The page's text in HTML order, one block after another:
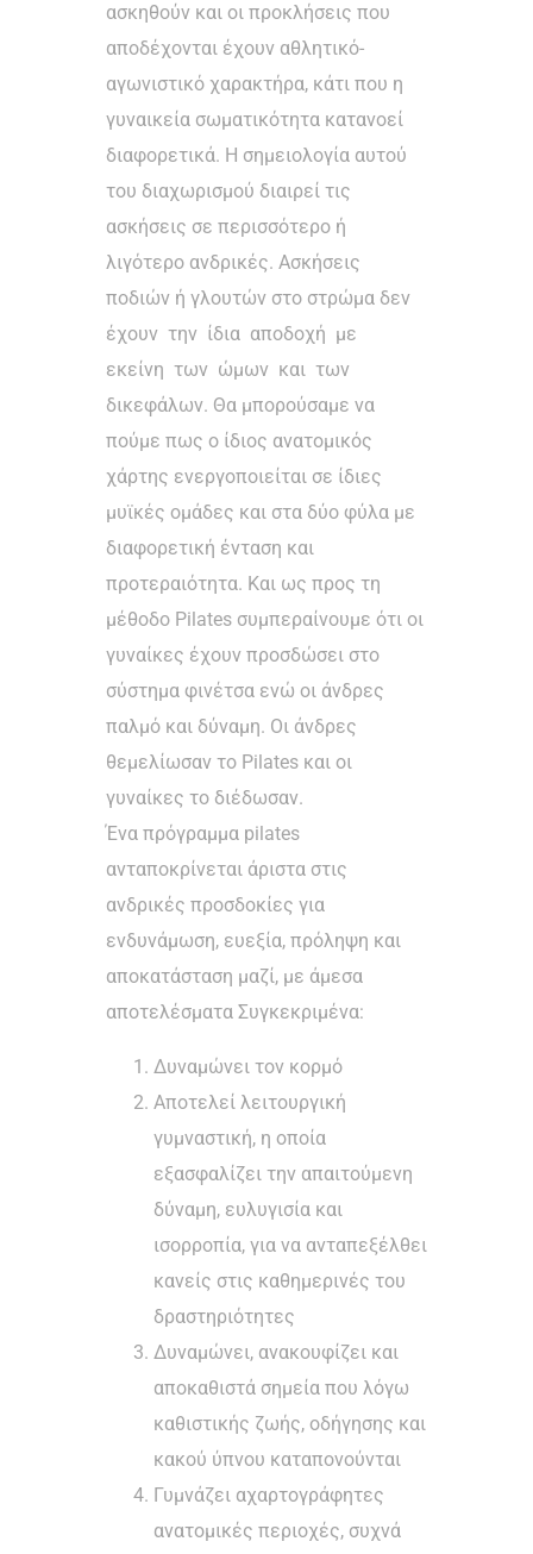
ασκηθούν και οι προκλήσεις που
αποδέχονται έχουν αθλητικό-
αγωνιστικό χαρακτήρα, κάτι που η
γυναικεία σωματικότητα κατανοεί
διαφορετικά. Η σημειολογία αυτού
του διαχωρισμού διαιρεί τις
ασκήσεις σε περισσότερο ή
λιγότερο ανδρικές. Ασκήσεις
ποδιών ή γλουτών στο στρώμα δεν
έχουν την ίδια αποδοχή με
εκείνη των ώμων και των
δικεφάλων. Θα μπορούσαμε να
πούμε πως ο ίδιος ανατομικός
χάρτης ενεργοποιείται σε ίδιες
μυϊκές ομάδες και στα δύο φύλα με
διαφορετική ένταση και
προτεραιότητα. Και ως προς τη
μέθοδο Pilates συμπεραίνουμε ότι οι
γυναίκες έχουν προσδώσει στο
σύστημα φινέτσα ενώ οι άνδρες
παλμό και δύναμη. Οι άνδρες
θεμελίωσαν το Pilates και οι
γυναίκες το διέδωσαν.
Ένα πρόγραμμα pilates
ανταποκρίνεται άριστα στις
ανδρικές προσδοκίες για
ενδυνάμωση, ευεξία, πρόληψη και
αποκατάσταση μαζί, με άμεσα
αποτελέσματα Συγκεκριμένα:
Δυναμώνει τον κορμό
Αποτελεί λειτουργική
γυμναστική, η οποία
εξασφαλίζει την απαιτούμενη
δύναμη, ευλυγισία και
ισορροπία, για να ανταπεξέλθει
κανείς στις καθημερινές του
δραστηριότητες
Δυναμώνει, ανακουφίζει και
αποκαθιστά σημεία που λόγω
καθιστικής ζωής, οδήγησης και
κακού ύπνου καταπονούνται
Γυμνάζει αχαρτογράφητες
ανατομικές περιοχές, συχνά